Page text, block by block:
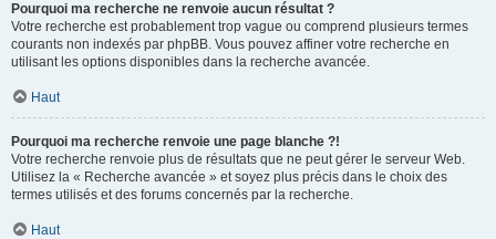
Pourquoi ma recherche ne renvoie aucun résultat ?
Votre recherche est probablement trop vague ou comprend plusieurs termes
courants non indexés par phpBB. Vous pouvez affiner votre recherche en
utilisant les options disponibles dans la recherche avancée.
Haut
Pourquoi ma recherche renvoie une page blanche ?!
Votre recherche renvoie plus de résultats que ne peut gérer le serveur Web.
Utilisez la « Recherche avancée » et soyez plus précis dans le choix des
termes utilisés et des forums concernés par la recherche.
Haut